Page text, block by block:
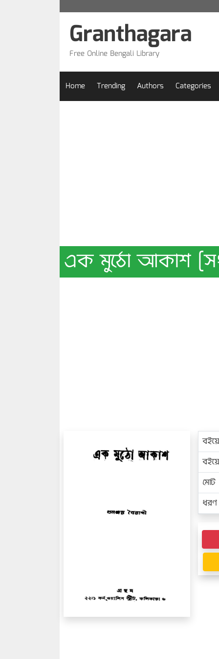
Granthagara
Free Online Bengali Library
Home Trending Authors Categories
এক মুঠো আকাশ
মোট
ধরণ